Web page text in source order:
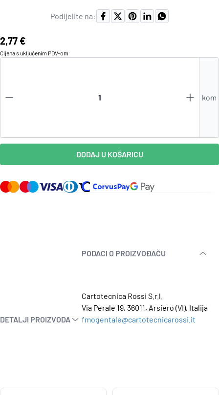
Podijelite na:
DETALJI PROIZVODA
PODACI O PROIZVOĐAČU
Cartotecnica Rossi S.r.l.
Via Perale 19, 36011, Arsiero (VI), Italija
fmogentale@cartotecnicarossi.it
Cijena:
2,77 €
Cijena s uključenim PDV-om
kom
DODAJ U KOŠARICU